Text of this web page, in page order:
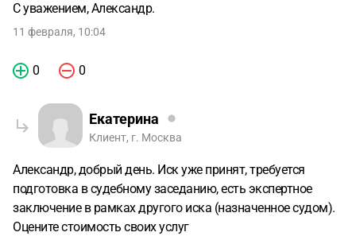
С уважением, Александр.
11 февраля, 10:04
0 0
Екатерина
Клиент, г. Москва
Александр, добрый день. Иск уже принят, требуется
подготовка в судебному заседанию, есть экспертное
заключение в рамках другого иска (назначенное судом).
Оцените стоимость своих услуг